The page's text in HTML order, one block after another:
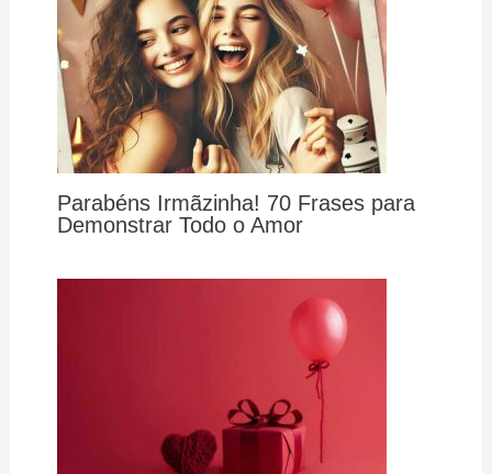
Parabéns Irmãzinha! 70 Frases para
Demonstrar Todo o Amor